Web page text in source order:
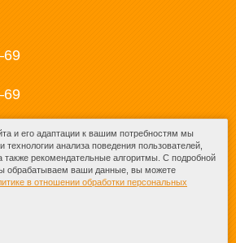
и его адаптации к вашим потребностям мы
анализа поведения пользователей,
также рекомендательные алгоритмы. С подробной
обрабатываем ваши данные, вы можете
в отношении обработки персональных